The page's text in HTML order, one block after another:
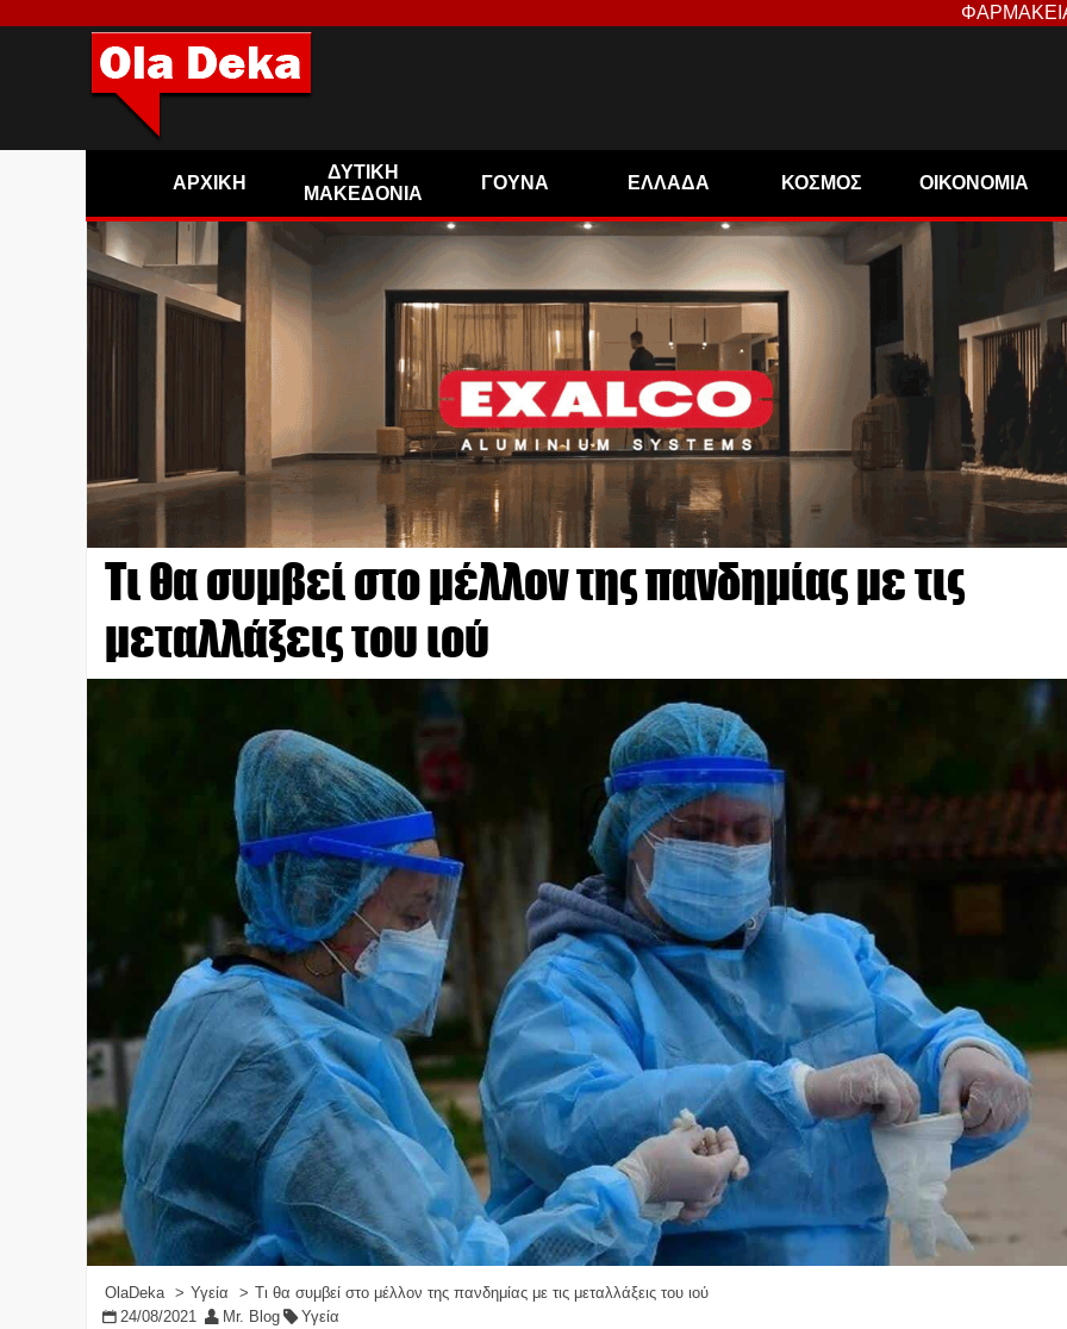
ΑΡΧΙΚΗ
ΔΥΤΙΚΗ
ΜΑΚΕΔΟΝΙΑ
ΓΟΥΝΑ ΕΛΛΑΔΑ ΚΟΣΜΟΣ ΟΙΚΟΝΟΜΙΑ
Τι θα συμβεί στο μέλλον της πανδημίας με τις
μεταλλάξεις του ιού
OlaDeka Υγεία
Τι θα συμβεί στο μέλλον της πανδημίας με τις μεταλλάξεις του ιού
24/08/2021
Mr. Blog Υγεία